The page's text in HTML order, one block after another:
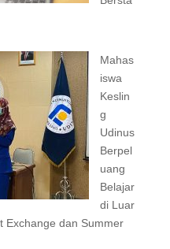
Mahas
iswa
Keslin
g
Udinus
Berpel
uang
Belajar
di Luar
Exchange dan Summer